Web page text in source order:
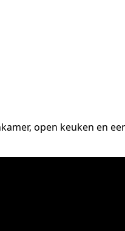
open keuken en